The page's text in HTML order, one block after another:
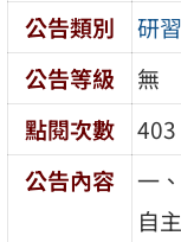
公告類別
研
公告等級
無
點閱次數
403
公告內容
一
自